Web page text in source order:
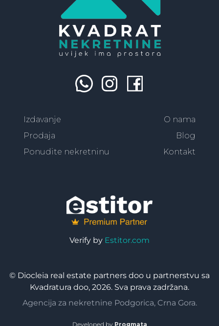
Izdavanje
Prodaja
Ponudite nekretninu
O nama
Blog
Kontakt
Verify by Estitor.com
© Diocleia real estate partners doo u partnerstvu sa
Kvadratura doo, 2026. Sva prava zadržana.
Agencija za nekretnine Podgorica, Crna Gora.
Developed by Progmata